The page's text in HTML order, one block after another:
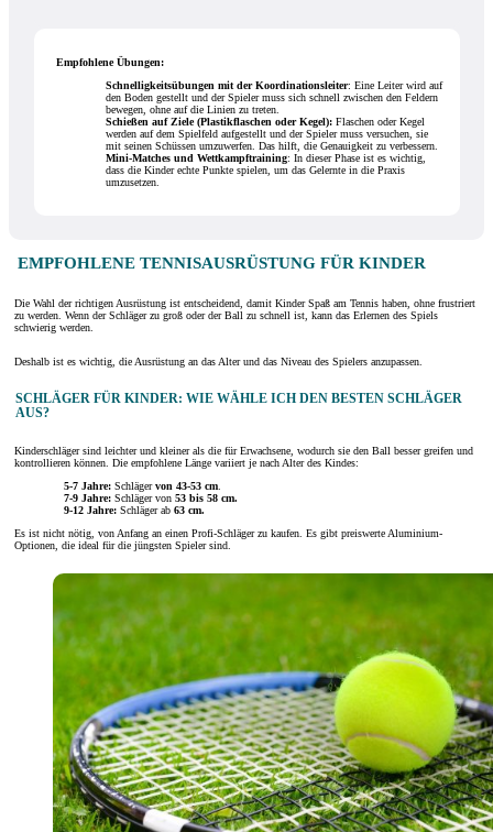
Empfohlene Übungen:
Schnelligkeitsübungen mit der Koordinationsleiter: Eine Leiter wird auf
den Boden gestellt und der Spieler muss sich schnell zwischen den Feldern
bewegen, ohne auf die Linien zu treten.
Schießen auf Ziele (Plastikflaschen oder Kegel):Flaschen oder Kegel
werden auf dem Spielfeld aufgestellt und der Spieler muss versuchen, sie
mit seinen Schüssen umzuwerfen. Das hilft, die Genauigkeit zu verbessern.
Mini-Matches und Wettkampftraining: In dieser Phase ist es wichtig,
dass die Kinder echte Punkte spielen, um das Gelernte in die Praxis
umzusetzen.
EMPFOHLENE TENNISAUSRÜSTUNG FÜR KINDER
Die Wahl der richtigen Ausrüstung ist entscheidend, damit Kinder Spaß am Tennis haben, ohne frustriert
zu werden. Wenn der Schläger zu groß oder der Ball zu schnell ist, kann das Erlernen des Spiels
schwierig werden.
Deshalb ist es wichtig, die Ausrüstung an das Alter und das Niveau des Spielers anzupassen.
SCHLÄGER FÜR KINDER: WIE WÄHLE ICH DEN BESTEN SCHLÄGER
AUS?
Kinderschläger sind leichter und kleiner als die für Erwachsene, wodurch sie den Ball besser greifen und
kontrollieren können. Die empfohlene Länge variiert je nach Alter des Kindes:
5-7 Jahre: Schlägervon 43-53 cm
7-9 Jahre: Schläger von 53 bis 58 cm.
9-12 Jahre: Schläger ab 63 cm.
Es ist nicht nötig, von Anfang an einen Profi-Schläger zu kaufen. Es gibt preiswerte Aluminium-
Optionen, die ideal für die jüngsten Spieler sind.